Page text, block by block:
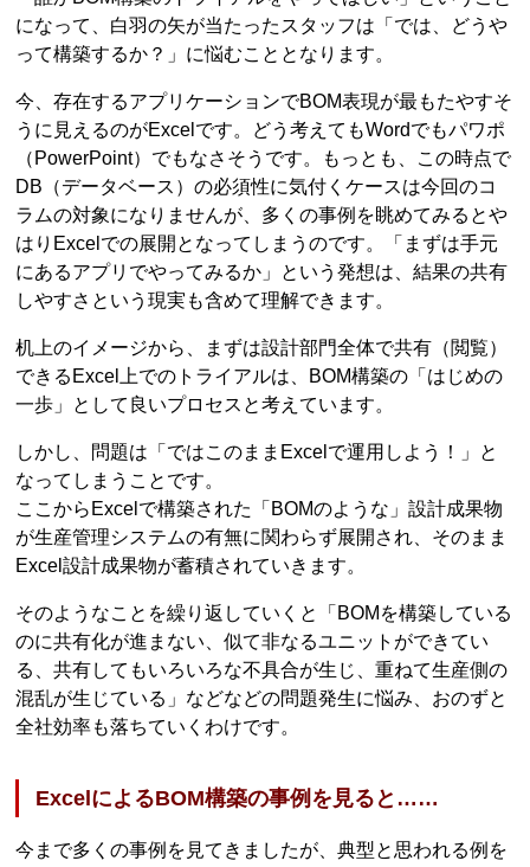
になって、白羽の矢が当たったスタッフは「では、どうや
って構築するか？」に悩むこととなります。
今、存在するアプリケーションでBOM表現が最もたやすそ
うに見えるのがExcelです。どう考えてもWordでもパワポ
（PowerPoint）でもなさそうです。もっとも、この時点で
DB（データベース）の必須性に気付くケースは今回のコ
ラムの対象になりませんが、多くの事例を眺めてみるとや
はりExcelでの展開となってしまうのです。「まずは手元
にあるアプリでやってみるか」という発想は、結果の共有
しやすさという現実も含めて理解できます。
机上のイメージから、まずは設計部門全体で共有（閲覧）
できるExcel上でのトライアルは、BOM構築の「はじめの
一歩」として良いプロセスと考えています。
しかし、問題は「ではこのままExcelで運用しよう！」と
なってしまうことです。
ここからExcelで構築された「BOMのような」設計成果物
が生産管理システムの有無に関わらず展開され、そのまま
Excel設計成果物が蓄積されていきます。
そのようなことを繰り返していくと「BOMを構築している
のに共有化が進まない、似て非なるユニットができてい
る、共有してもいろいろな不具合が生じ、重ねて生産側の
混乱が生じている」などなどの問題発生に悩み、おのずと
全社効率も落ちていくわけです。
ExcelによるBOM構築の事例を見ると……
今まで多くの事例を見てきましたが、典型と思われる例を